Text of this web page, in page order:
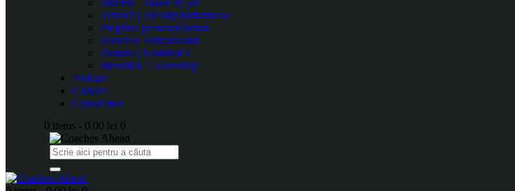
Sisteme | Trasee de joc
Tehnică | Abilități individuale
Pregătire presezon/sezon
Secretele Antrenorului
Portarul | Numărul 1
Metodică | Leadership
Podcast
Contact
Contul meu
0 items - 0.00 lei 0